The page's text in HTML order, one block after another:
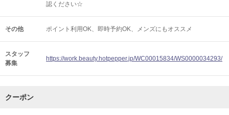
認ください☆
その他 ポイント利用OK 即時予約OK メンズにもオススメ
スタッフ
募集
https://work.beauty.hotpepper.jp/WC00015834/WS0000034293/
クーポン